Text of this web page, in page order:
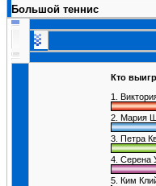
Большой теннис
Кто
1.
2. Мария
3. Петра
4. Серена
5. Ким